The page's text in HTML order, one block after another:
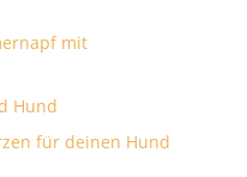
mit
Hund
für deinen Hund